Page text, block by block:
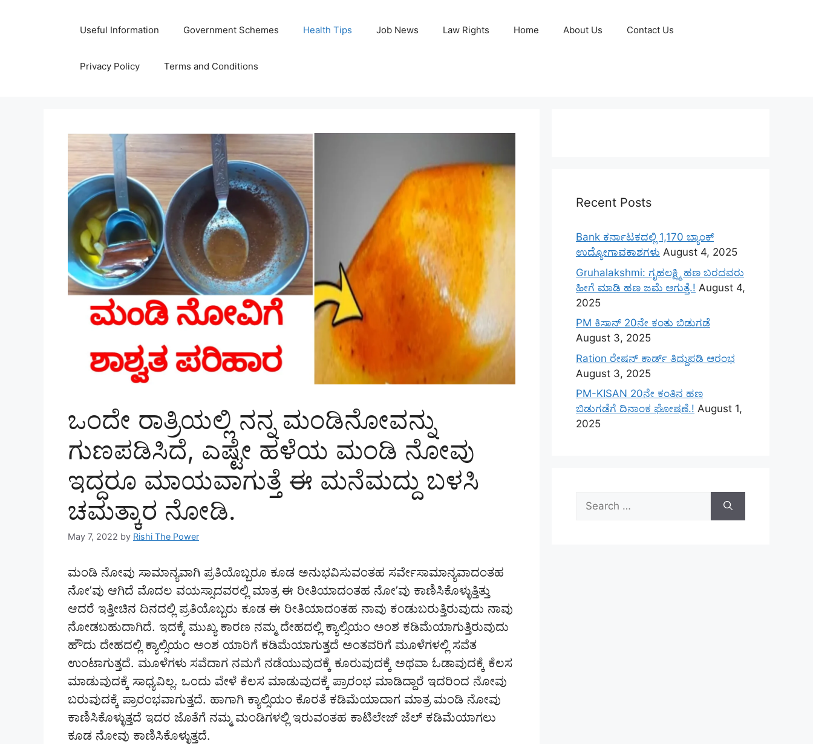
Useful Information Government Schemes Health Tips Job News Law Rights Home About Us Contact Us
Privacy Policy Terms and Conditions
ಒಂದೇ ರಾತ್ರಿಯಲ್ಲಿ ನನ್ನ ಮಂಡಿನೋವನ್ನು
ಗುಣಪಡಿಸಿದೆ, ಎಷ್ಟೇ ಹಳೆಯ ಮಂಡಿ ನೋವು
ಇದ್ದರೂ ಮಾಯವಾಗುತ್ತೆ ಈ ಮನೆಮದ್ದು ಬಳಸಿ
ಚಮತ್ಕಾರ ನೋಡಿ.
May 7, 2022 by Rishi The Power
ಮಂಡಿ ನೋವು ಸಾಮಾನ್ಯವಾಗಿ ಪ್ರತಿಯೊಬ್ಬರೂ ಕೂಡ ಅನುಭವಿಸುವಂತಹ ಸರ್ವೇಸಾಮಾನ್ಯವಾದಂತಹ
ನೋ’ವು ಆಗಿದೆ ಮೊದಲ ವಯಸ್ಸಾದವರಲ್ಲಿ ಮಾತ್ರ ಈ ರೀತಿಯಾದಂತಹ ನೋ’ವು ಕಾಣಿಸಿಕೊಳ್ಳುತ್ತಿತ್ತು
ಆದರೆ ಇತ್ತೀಚಿನ ದಿನದಲ್ಲಿ ಪ್ರತಿಯೊಬ್ಬರು ಕೂಡ ಈ ರೀತಿಯಾದಂತಹ ನಾವು ಕಂಡುಬರುತ್ತಿರುವುದು ನಾವು
ನೋಡಬಹುದಾಗಿದೆ. ಇದಕ್ಕೆ ಮುಖ್ಯ ಕಾರಣ ನಮ್ಮ ದೇಹದಲ್ಲಿ ಕ್ಯಾಲ್ಸಿಯಂ ಅಂಶ ಕಡಿಮೆಯಾಗುತ್ತಿರುವುದು
ಹೌದು ದೇಹದಲ್ಲಿ ಕ್ಯಾಲ್ಸಿಯಂ ಅಂಶ ಯಾರಿಗೆ ಕಡಿಮೆಯಾಗುತ್ತದೆ ಅಂತವರಿಗೆ ಮೂಳೆಗಳಲ್ಲಿ ಸವೆತ
ಉಂಟಾಗುತ್ತದೆ. ಮೂಳೆಗಳು ಸವೆದಾಗ ನಮಗೆ ನಡೆಯುವುದಕ್ಕೆ ಕೂರುವುದಕ್ಕೆ ಅಥವಾ ಓಡಾವುದಕ್ಕೆ ಕೆಲಸ
ಮಾಡುವುದಕ್ಕೆ ಸಾಧ್ಯವಿಲ್ಲ. ಒಂದು ವೇಳೆ ಕೆಲಸ ಮಾಡುವುದಕ್ಕೆ ಪ್ರಾರಂಭ ಮಾಡಿದ್ದಾರೆ ಇದರಿಂದ ನೋವು
ಬರುವುದಕ್ಕೆ ಪ್ರಾರಂಭವಾಗುತ್ತದೆ. ಹಾಗಾಗಿ ಕ್ಯಾಲ್ಸಿಯಂ ಕೊರತೆ ಕಡಿಮೆಯಾದಾಗ ಮಾತ್ರ ಮಂಡಿ ನೋವು
ಕಾಣಿಸಿಕೊಳ್ಳುತ್ತದೆ ಇದರ ಜೊತೆಗೆ ನಮ್ಮ ಮಂಡಿಗಳಲ್ಲಿ ಇರುವಂತಹ ಕಾಟಿಲೇಜ್ ಜೆಲ್ ಕಡಿಮೆಯಾಗಲು
ಕೂಡ ನೋವು ಕಾಣಿಸಿಕೊಳ್ಳುತ್ತದೆ.
Recent Posts
Bank ಕರ್ನಾಟಕದಲ್ಲಿ 1,170 ಬ್ಯಾಂಕ್
ಉದ್ಯೋಗಾವಕಾಶಗಳು August 4, 2025
Gruhalakshmi: ಗೃಹಲಕ್ಷ್ಮಿ ಹಣ ಬರದವರು
ಹೀಗೆ ಮಾಡಿ ಹಣ ಜಮೆ‌ ಆಗುತ್ತೆ.! August 4,
2025
PM ಕಿಸಾನ್ 20ನೇ ಕಂತು ಬಿಡುಗಡೆ
August 3, 2025
Ration ರೇಷನ್ ಕಾರ್ಡ್ ತಿದ್ದುಪಡಿ ಆರಂಭ
August 3, 2025
PM-KISAN 20ನೇ ಕಂತಿನ ಹಣ
ಬಿಡುಗಡೆಗೆ ದಿನಾಂಕ ಘೋಷಣೆ.! August 1,
2025
Search
for: